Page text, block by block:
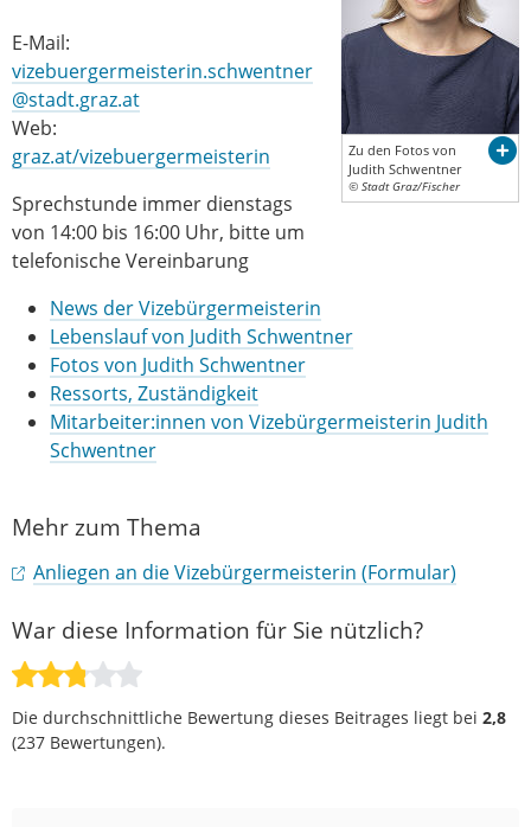
Zu den Fotos von
Judith Schwentner
© Stadt Graz/Fischer
E-Mail:
vizebuergermeisterin.schwentner
@stadt.graz.at
Web:
graz.at/vizebuergermeisterin
Sprechstunde immer dienstags
von 14:00 bis 16:00 Uhr, bitte um
telefonische Vereinbarung
News der Vizebürgermeisterin
Lebenslauf von Judith Schwentner
Fotos von Judith Schwentner
Ressorts, Zuständigkeit
Mitarbeiter:innen von Vizebürgermeisterin Judith
Schwentner
Mehr zum Thema
Anliegen an die Vizebürgermeisterin (Formular)
War diese Information für Sie nützlich?
Die durchschnittliche Bewertung dieses Beitrages liegt bei 2,8
(237 Bewertungen).